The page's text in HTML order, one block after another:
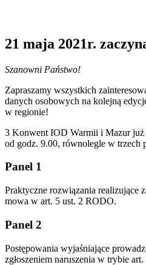
21 maja 2021r.
Szanowni Państwo!
Zapraszamy wszystkich
danych osobowych na kolejną
w regionie!
3 Konwent IOD Warmii i Mazur już
od godz. 9.00, równolegle w trzech
Panel 1
Praktyczne rozwiązania realizujące
mowa w art. 5 ust. 2 RODO.
Panel 2
Postępowania wyjaśniające
zgłoszeniem naruszenia w trybie